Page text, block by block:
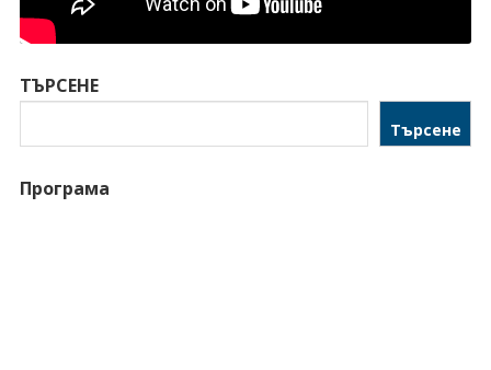
ТЪРСЕНЕ
Търсене
Програма